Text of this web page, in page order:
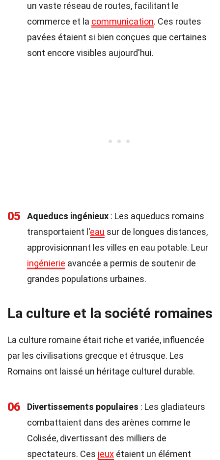
un vaste réseau de routes, facilitant le
commerce et la communication. Ces routes
pavées étaient si bien conçues que certaines
sont encore visibles aujourd'hui.
05 Aqueducs ingénieux : Les aqueducs romains
transportaient l'eau sur de longues distances,
approvisionnant les villes en eau potable. Leur
ingénierie avancée a permis de soutenir de
grandes populations urbaines.
La culture et la société romaines
La culture romaine était riche et variée, influencée
par les civilisations grecque et étrusque. Les
Romains ont laissé un héritage culturel durable.
06 Divertissements populaires : Les gladiateurs
combattaient dans des arènes comme le
Colisée, divertissant des milliers de
spectateurs. Ces jeux étaient un élément